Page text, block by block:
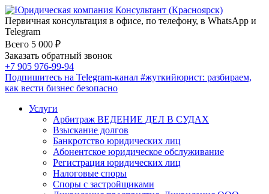
Первичная консультация в офисе, по телефону, в WhatsApp и
Telegram
Всего 5 000 ₽
Заказать обратный звонок
+7 905 976-99-94
Подпишитесь на Telegram-канал #жуткийюрист: разбираем,
как вести бизнес безопасно
Услуги
Арбитраж ВЕДЕНИЕ ДЕЛ В СУДАХ
Взыскание долгов
Банкротство юридических лиц
Абонентское юридическое обслуживание
Регистрация юридических лиц
Налоговые споры
Споры с застройщиками